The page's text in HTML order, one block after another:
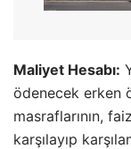
Maliyet Hesabı:
ödenecek erken
masraflarının,
karşılayıp